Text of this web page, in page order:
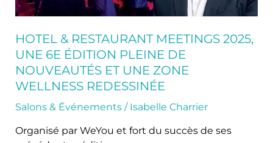
HOTEL & RESTAURANT MEETINGS 2025,
UNE 6E ÉDITION PLEINE DE
NOUVEAUTÉS ET UNE ZONE
WELLNESS REDESSINÉE
Salons & Événements/ Isabelle Charrier
Organisé par WeYou et fort du succès de ses
nouveautés
une
zone
Wellness
redessinée